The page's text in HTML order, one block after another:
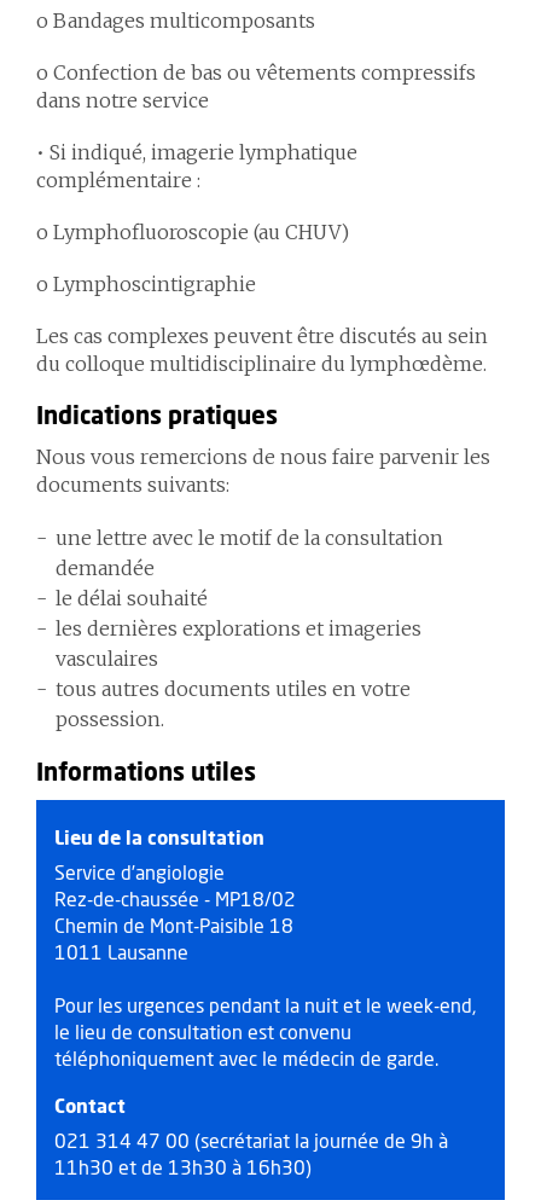
o Bandages multicomposants
o Confection de bas ou vêtements compressifs
dans notre service
• Si indiqué, imagerie lymphatique
complémentaire :
o Lymphofluoroscopie (au CHUV)
o Lymphoscintigraphie
Les cas complexes peuvent être discutés au sein
du colloque multidisciplinaire du lymphœdème.
Indications pratiques
Nous vous remercions de nous faire parvenir les
documents suivants:
une lettre avec le motif de la consultation
demandée
le délai souhaité
les dernières explorations et imageries
vasculaires
tous autres documents utiles en votre
possession.
Informations utiles
Lieu de la consultation
Service d’angiologie
Rez-de-chaussée - MP18/02
Chemin de Mont-Paisible 18
1011 Lausanne
Pour les urgences pendant la nuit et le week-end,
le lieu de consultation est convenu
téléphoniquement avec le médecin de garde.
Contact
021 314 47 00 (secrétariat la journée de 9h à
11h30 et de 13h30 à 16h30)